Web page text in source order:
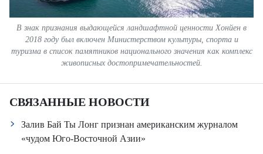
В знак признания выдающейся ландшафтной ценности Хонйен в
2018 году был включен Министерством культуры, спорта и
туризма в список памятников национального значения как комплекс
живописных достопримечательностей.
СВЯЗАННЫЕ НОВОСТИ
Залив Бай Ты Лонг признан американским журналом
«чудом Юго-Восточной Азии»